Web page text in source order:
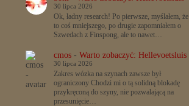
30 lipca 2026
Ok, ładny research! Po pierwsze, myślałem, że
to coś mniejszego, po drugie zapomniałem o
Szwedach z Finspong, ale to nawet…
cmos- Warto zobaczyć: Hellevoetsluis
30 lipca 2026
Zakres wózka na szynach zawsze był
ograniczony Chodzi mi o tą solidną blokadę
przykręconą do szyny, nie pozwalającą na
przesunięcie…